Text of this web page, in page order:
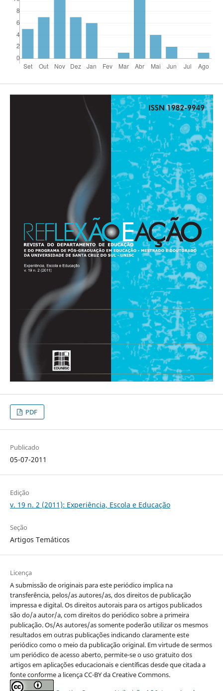
PDF
Publicado
05-07-2011
Edição
v. 19 n. 2 (2011): Experiência, Escola e Educação
Seção
Artigos Temáticos
Licença
A submissão de originais para este periódico implica na
transferência, pelos/as autores/as, dos direitos de publicação
impressa e digital. Os direitos autorais para os artigos publicados
são do/a autor/a, com direitos do periódico sobre a primeira
publicação. Os/As autores/as somente poderão utilizar os mesmos
resultados em outras publicações indicando claramente este
periódico como o meio da publicação original. Em virtude de sermos
um periódico de acesso aberto, permite-se o uso gratuito dos
artigos em aplicações educacionais e científicas desde que citada a
fonte conforme a licença CC-BY da Creative Commons.